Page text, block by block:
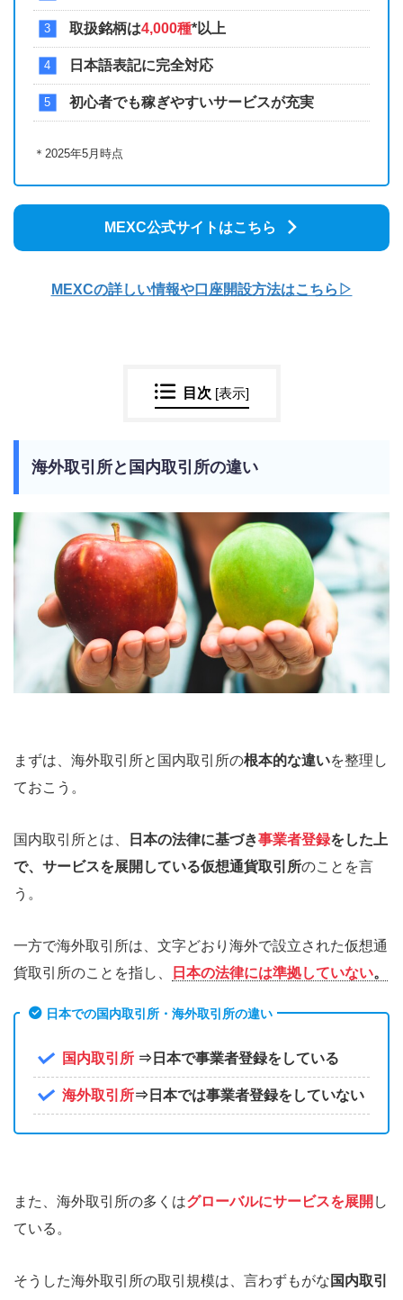
取扱銘柄は4,000種*以上
日本語表記に完全対応
初心者でも稼ぎやすいサービスが充実
＊2025年5月時点
MEXC公式サイトはこちら
MEXCの詳しい情報や口座開設方法はこちら▷
目次 [表示]
海外取引所と国内取引所の違い
まずは、海外取引所と国内取引所の根本的な違いを整理し
ておこう。
国内取引所とは、 日本の法律に基づき事業者登録をした上
で、サービスを展開している仮想通貨取引所のことを言
う。
一方で海外取引所は、文字どおり海外で設立された仮想通
貨取引所のことを指し、
日本の法律には準拠していない。
日本での国内取引所・海外取引所の違い
国内取引所 ⇒日本で事業者登録をしている
海外取引所⇒日本では事業者登録をしていない
また、海外取引所の多くはグローバルにサービスを展開 し
ている。
そうした海外取引所の取引規模は、言わずもがな 国内取引